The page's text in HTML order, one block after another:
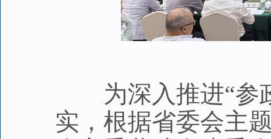
为深入推进“参
实，根据省委会主